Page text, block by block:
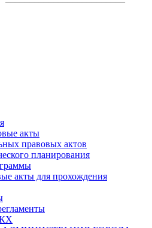
акты
правовых актов
планирования
акты для прохождения